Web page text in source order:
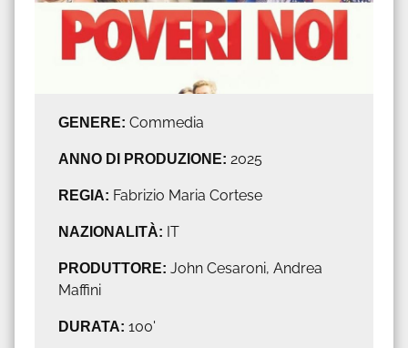
GENERE: Commedia
ANNO DI PRODUZIONE: 2025
REGIA: Fabrizio Maria Cortese
NAZIONALITÀ: IT
PRODUTTORE: John Cesaroni, Andrea
Maffini
DURATA: 100'